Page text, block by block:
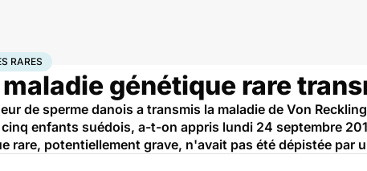
Maladies Maladies rares
RARES
maladie génétique rare
de sperme danois a transmis la maladie de Von
cinq enfants suédois, a-t-on appris lundi 24 septembre
rare, potentiellement grave, n'avait pas été dépistée par